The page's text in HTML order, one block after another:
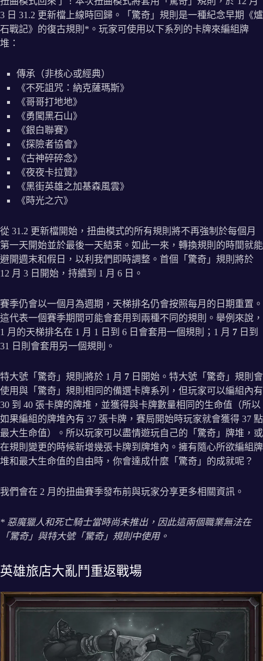
3 日 31.2 更新檔上線時回歸。「驚奇」規則是一種紀念早期《爐
石戰記》的復古規則*。玩家可使用以下系列的卡牌來編組牌
堆：
傳承（非核心或經典）
《不死詛咒：納克薩瑪斯》
《哥哥打地地》
《勇闖黑石山》
《銀白聯賽》
《探險者協會》
《古神碎碎念》
《夜夜卡拉贊》
《黑街英雄之加基森風雲》
《時光之穴》
從 31.2 更新檔開始，扭曲模式的所有規則將不再強制於每個月
第一天開始並於最後一天結束。如此一來，轉換規則的時間就能
避開週末和假日，以利我們即時調整。首個「驚奇」規則將於
12 月 3 日開始，持續到 1 月 6 日。
賽季仍會以一個月為週期，天梯排名仍會按照每月的日期重置。
這代表一個賽季期間可能會套用到兩種不同的規則。舉例來說，
1 月的天梯排名在 1 月 1 日到 6 日會套用一個規則；1 月 7 日到
31 日則會套用另一個規則。
特大號「驚奇」規則將於 1 月 7 日開始。特大號「驚奇」規則會
使用與「驚奇」規則相同的備選卡牌系列，但玩家可以編組內有
30 到 40 張卡牌的牌堆，並獲得與卡牌數量相同的生命值（所以
如果編組的牌堆內有 37 張卡牌，賽局開始時玩家就會獲得 37 點
最大生命值）。所以玩家可以盡情遊玩自己的「驚奇」牌堆，或
在規則變更的時候新增幾張卡牌到牌堆內。擁有隨心所欲編組牌
堆和最大生命值的自由時，你會達成什麼「驚奇」的成就呢？
我們會在 2 月的扭曲賽季發布前與玩家分享更多相關資訊。
* 惡魔獵人和死亡騎士當時尚未推出，因此這兩個職業無法在
「驚奇」與特大號「驚奇」規則中使用。
英雄旅店大亂鬥重返戰場